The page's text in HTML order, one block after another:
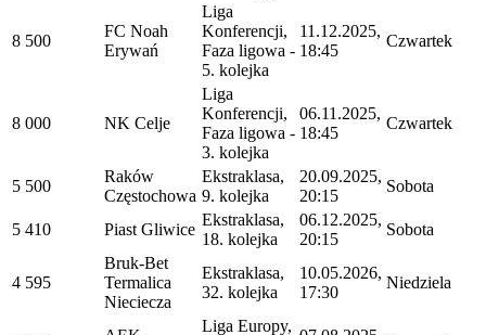
8 500
FC Noah
Erywań
Liga
Konferencji,
Faza ligowa -
5. kolejka
11.12.2025,
18:45
Czwartek
8 000 NK Celje
Liga
Konferencji,
Faza ligowa -
3. kolejka
06.11.2025,
18:45
Czwartek
5 500
Raków
Częstochowa
Ekstraklasa,
9. kolejka
20.09.2025,
20:15
Sobota
5 410 Piast Gliwice
Ekstraklasa,
18. kolejka
06.12.2025,
20:15
Sobota
4 595
Bruk-Bet
Termalica
Nieciecza
Ekstraklasa,
32. kolejka
10.05.2026,
17:30
Niedziela
Liga Europy,